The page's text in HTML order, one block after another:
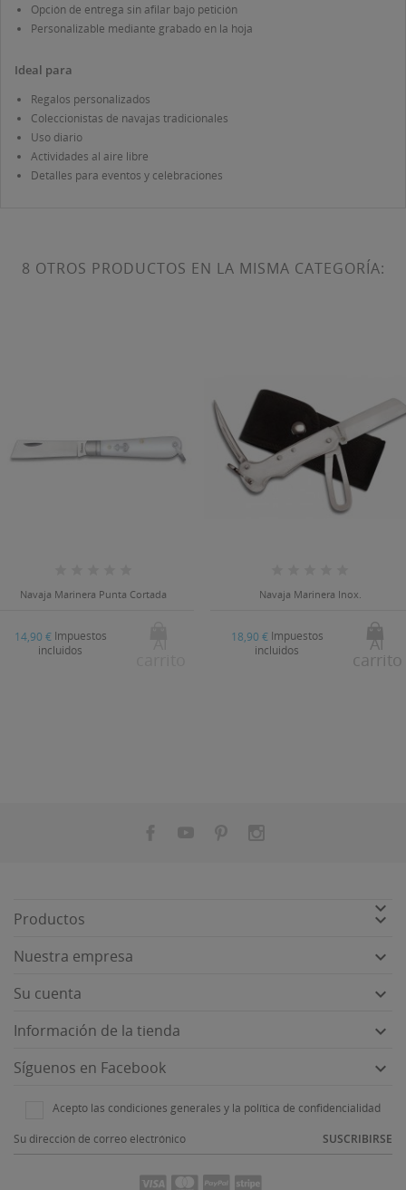
Opción de entrega sin afilar bajo petición
Personalizable mediante grabado en la hoja
Ideal para
Regalos personalizados
Coleccionistas de navajas tradicionales
Uso diario
Actividades al aire libre
Detalles para eventos y celebraciones
8 OTROS PRODUCTOS EN LA MISMA CATEGORÍA:
Navaja Marinera Punta Cortada
14,90 € Impuestos
incluidos
Navaja Marinera Inox.
18,90 € Impuestos
incluidos
Al
carrito

Productos 
Nuestra empresa 
Su cuenta 
Información de la tienda 
Síguenos en Facebook 
Acepto las condiciones generales y la política de confidencialidad
SUSCRIBIRSE